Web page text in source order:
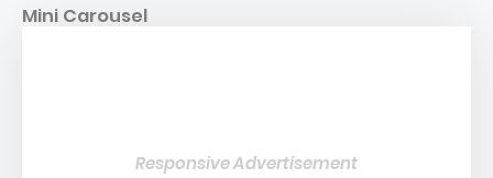
Mini Carousel
Responsive Advertisement